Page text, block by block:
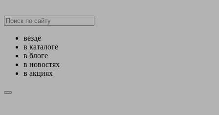
везде
в каталоге
в блоге
в новостях
в акциях